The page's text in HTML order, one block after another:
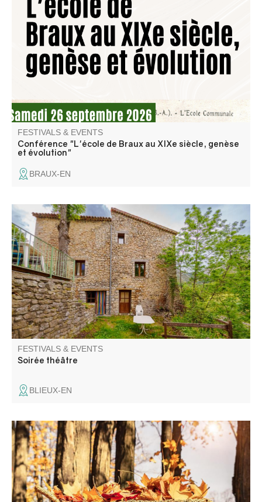
Mathieu Sieye, président de l'association Traces Editions,
proposera une conférence sur l'histoire de l'école de
Braux tout au long du XIXe siècle.
FESTIVALS & EVENTS
Conférence "L'école de Braux au XIXe siècle, genèse
et évolution"
BRAUX-EN
La Compagnie Totem et le Gîte La Chambrette vous
invitent à une soirée théâtre !! Une interprétation de
"Pauvreté, Richesse, Homme et Bête" de Hans Henny
Jahnn vous sera proposée. Il s'agit d'un drame paysan.
FESTIVALS & EVENTS
Soirée théâtre
BLIEUX-EN
Marché aux saveurs de l'automne..